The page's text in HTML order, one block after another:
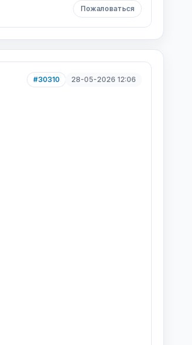
Пожаловаться
#30310 28-05-2026 12:06